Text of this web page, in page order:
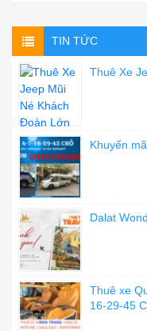
TIN TỨC
Thuê Xe
Khuyến
Dalat
Thuê xe
16-29-45